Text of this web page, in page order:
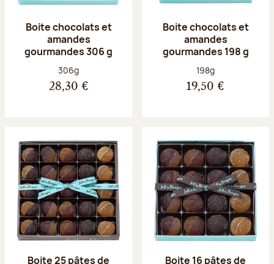
Boite chocolats et
amandes
gourmandes 306 g
Poids net :
306g
28,30 €
Boite chocolats et
amandes
gourmandes 198 g
Poids net :
198g
19,50 €
Boite 25 pâtes de Boite 16 pâtes de